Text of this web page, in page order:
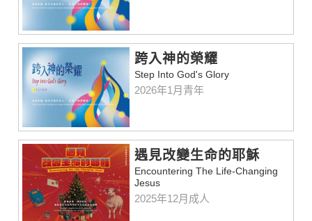
跨入神的榮耀
Step Into God's Glory
2026年1月青年
遇見改變生命的耶穌
Encountering The Life-Changing
Jesus
2025年12月成人